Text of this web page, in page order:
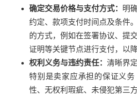
确定交易价格与支付方式： 明
约定、款项支付时间点及条件
的方式，例如在签署协议、提
证明等关键节点进行支付，以
权利义务与违约责任： 清晰界
特别是卖家应承担的保证义
性、无权利瑕疵、未侵犯第三